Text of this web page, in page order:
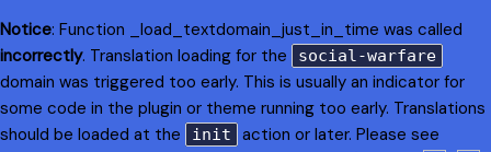
Notice: Function _load_textdomain_just_in_time was called
incorrectly. Translation loading for the social-warfare
domain was triggered too early. This is usually an indicator for
some code in the plugin or theme running too early. Translations
should be loaded at the
init
action or later. Please see